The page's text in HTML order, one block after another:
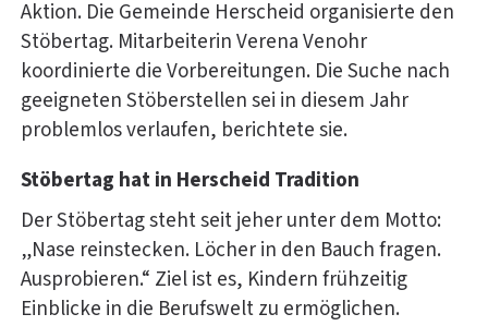
Aktion. Die Gemeinde Herscheid organisierte den
Stöbertag. Mitarbeiterin Verena Venohr
koordinierte die Vorbereitungen. Die Suche nach
geeigneten Stöberstellen sei in diesem Jahr
problemlos verlaufen, berichtete sie.
Stöbertag hat in Herscheid Tradition
Der Stöbertag steht seit jeher unter dem Motto:
„Nase reinstecken. Löcher in den Bauch fragen.
Ausprobieren.“ Ziel ist es, Kindern frühzeitig
Einblicke in die Berufswelt zu ermöglichen.